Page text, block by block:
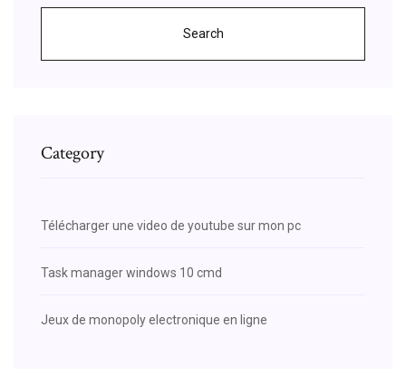
Search
Category
Télécharger une video de youtube sur mon pc
Task manager windows 10 cmd
Jeux de monopoly electronique en ligne